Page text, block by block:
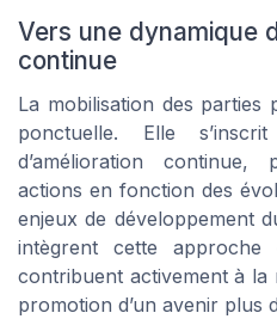
Vers une dynamique
continue
La mobilisation des parties
ponctuelle. Elle
d’amélioration continue,
actions en fonction des
enjeux de développement
intègrent cette approche
contribuent activement à la
promotion d’un avenir plus